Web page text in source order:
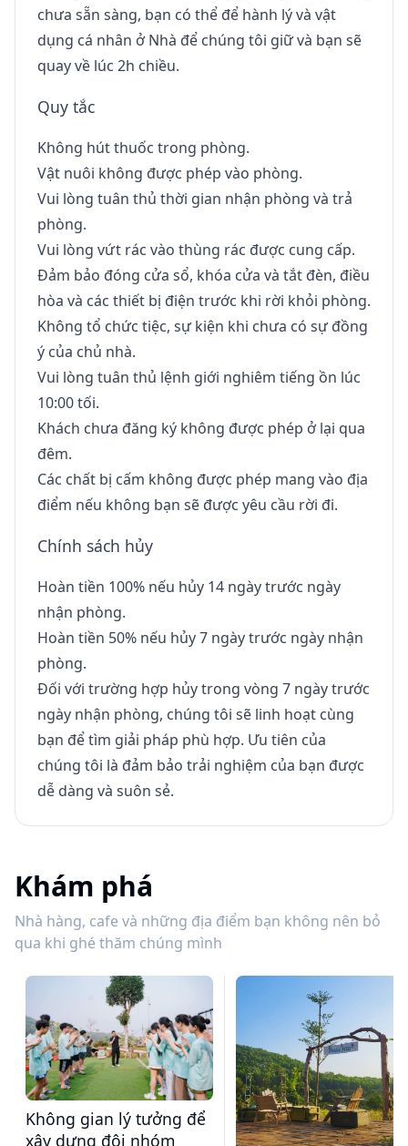
chưa sẵn sàng, bạn có thể để hành lý và vật
dụng cá nhân ở Nhà để chúng tôi giữ và bạn sẽ
quay về lúc 2h chiều.
Quy tắc
Không hút thuốc trong phòng.
Vật nuôi không được phép vào phòng.
Vui lòng tuân thủ thời gian nhận phòng và trả
phòng.
Vui lòng vứt rác vào thùng rác được cung cấp.
Đảm bảo đóng cửa sổ, khóa cửa và tắt đèn, điều
hòa và các thiết bị điện trước khi rời khỏi phòng.
Không tổ chức tiệc, sự kiện khi chưa có sự đồng
ý của chủ nhà.
Vui lòng tuân thủ lệnh giới nghiêm tiếng ồn lúc
10:00 tối.
Khách chưa đăng ký không được phép ở lại qua
đêm.
Các chất bị cấm không được phép mang vào địa
điểm nếu không bạn sẽ được yêu cầu rời đi.
Chính sách hủy
Hoàn tiền 100% nếu hủy 14 ngày trước ngày
nhận phòng.
Hoàn tiền 50% nếu hủy 7 ngày trước ngày nhận
phòng.
Đối với trường hợp hủy trong vòng 7 ngày trước
ngày nhận phòng, chúng tôi sẽ linh hoạt cùng
bạn để tìm giải pháp phù hợp. Ưu tiên của
chúng tôi là đảm bảo trải nghiệm của bạn được
dễ dàng và suôn sẻ.
Khám phá
Nhà hàng, cafe và những địa điểm bạn không nên bỏ
qua khi ghé thăm chúng mình
Không gian lý tưởng để
xây dựng đội nhóm